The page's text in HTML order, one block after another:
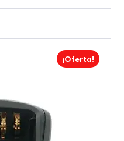
¡Oferta!